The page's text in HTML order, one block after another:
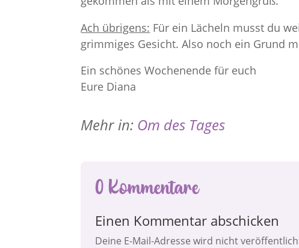
Ach übrigens: Für ein Lächeln musst du
grimmiges Gesicht. Also noch ein Grund
Ein schönes Wochenende für euch
Eure Diana
Mehr in: Om des Tages
0 Kommentare
Einen Kommentar abschicken
Deine E-Mail-Adresse wird nicht